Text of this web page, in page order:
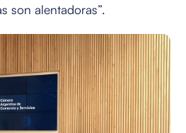
son alentadoras”.